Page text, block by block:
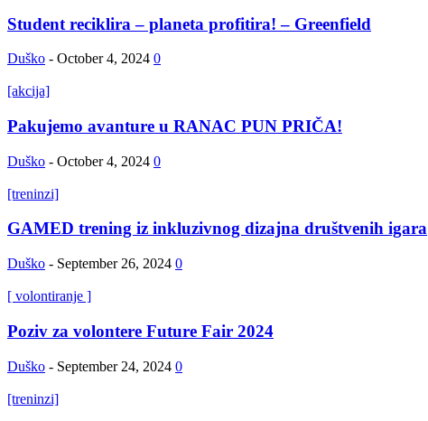
Student reciklira – planeta profitira! – Greenfield
Duško - October 4, 2024 0
[akcija]
Pakujemo avanture u RANAC PUN PRIČA!
Duško - October 4, 2024 0
[treninzi]
GAMED trening iz inkluzivnog dizajna društvenih igara
Duško - September 26, 2024 0
[ volontiranje ]
Poziv za volontere Future Fair 2024
Duško - September 24, 2024 0
[treninzi]